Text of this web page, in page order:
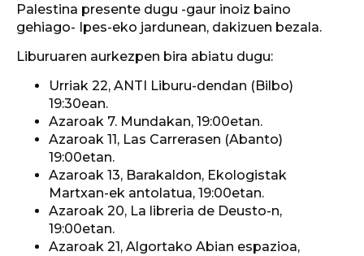
Palestina presente dugu -gaur inoiz baino
gehiago- Ipes-eko jardunean, dakizuen bezala.
Liburuaren aurkezpen bira abiatu dugu:
Urriak 22, ANTI Liburu-dendan (Bilbo)
19:30ean.
Azaroak 7. Mundakan, 19:00etan.
Azaroak 11, Las Carrerasen (Abanto)
19:00etan.
Azaroak 13, Barakaldon, Ekologistak
Martxan-ek antolatua, 19:00etan.
Azaroak 20, La libreria de Deusto-n,
19:00etan.
Azaroak 21, Algortako Abian espazioa,